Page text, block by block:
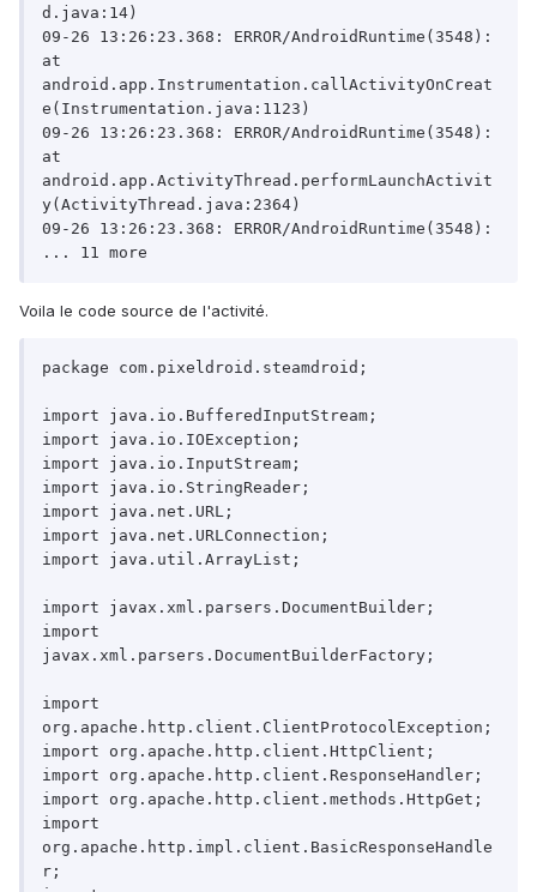
d.java:14)
09-26 13:26:23.368: ERROR/AndroidRuntime(3548):
at
android.app.Instrumentation.callActivityOnCreat
e(Instrumentation.java:1123)
09-26 13:26:23.368: ERROR/AndroidRuntime(3548):
at
android.app.ActivityThread.performLaunchActivit
y(ActivityThread.java:2364)
09-26 13:26:23.368: ERROR/AndroidRuntime(3548):
Voila le code source de l'activité.
package com.pixeldroid.steamdroid;
import java.io.BufferedInputStream;
import java.io.IOException;
import java.io.InputStream;
import java.io.StringReader;
import java.net.URL;
import java.net.URLConnection;
import java.util.ArrayList;
import javax.xml.parsers.DocumentBuilder;
import
javax.xml.parsers.DocumentBuilderFactory;
import
org.apache.http.client.ClientProtocolException;
import org.apache.http.client.HttpClient;
import org.apache.http.client.ResponseHandler;
import org.apache.http.client.methods.HttpGet;
import
org.apache.http.impl.client.BasicResponseHandle
r;